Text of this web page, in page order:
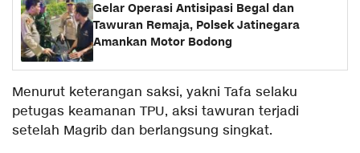
Gelar Operasi Antisipasi Begal dan
Tawuran Remaja, Polsek Jatinegara
Amankan Motor Bodong
Menurut keterangan saksi, yakni Tafa selaku
petugas keamanan TPU, aksi tawuran terjadi
setelah Magrib dan berlangsung singkat.